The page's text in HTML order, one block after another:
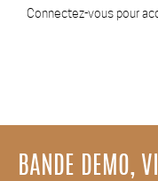
Connectez-vous pour
BANDE DEMO,